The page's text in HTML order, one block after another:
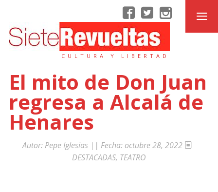
CULTURA Y LIBERTAD
El mito de Don Juan
regresa a Alcalá de
Henares
Autor: Pepe Iglesias || Fecha: octubre 28, 2022
DESTACADAS, TEATRO